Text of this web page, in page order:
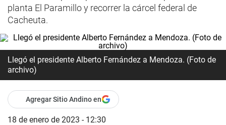
planta El Paramillo y recorrer la cárcel federal de
Cacheuta.
Llegó el presidente Alberto Fernández a Mendoza. (Foto de
archivo)
Agregar Sitio Andino en
18 de enero de 2023 - 12:30